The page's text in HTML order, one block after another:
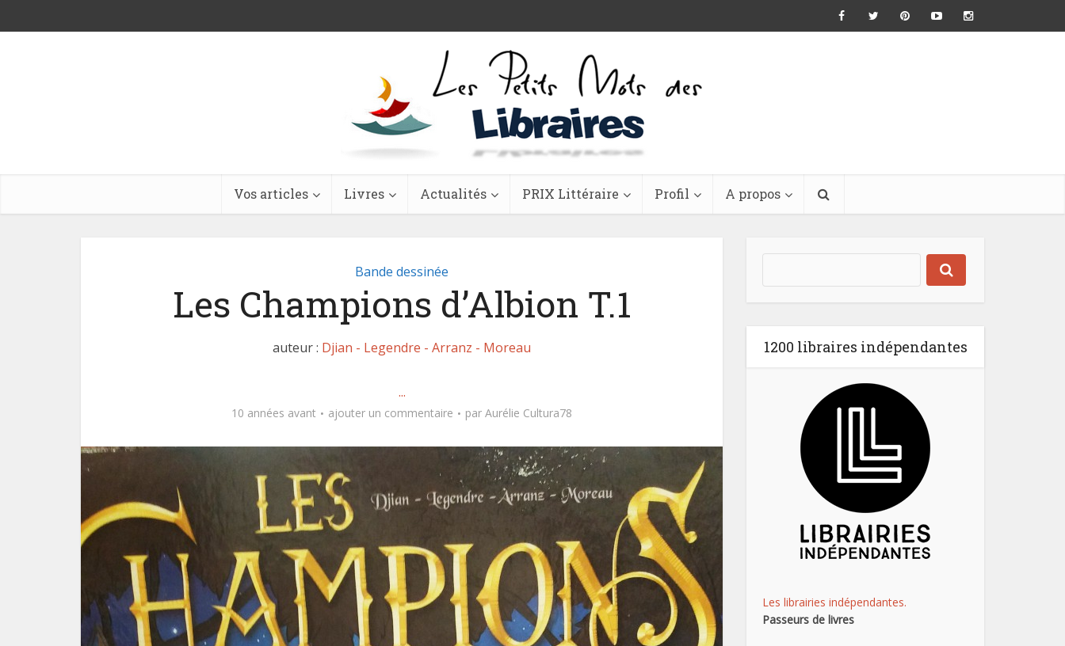
Vos articles Livres Actualités PRIX Littéraire Profil A propos
Bande dessinée
Les Champions d’Albion T.1
auteur : Djian - Legendre - Arranz - Moreau
...
10 années avant ajouter un commentaire par Aurélie Cultura78
1200 libraires indépendantes
Les librairies indépendantes.
Passeurs de livres